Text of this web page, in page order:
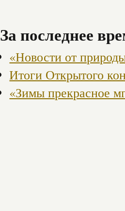
За последнее
«Новости от
Итоги Открытого
«Зимы прекрасное